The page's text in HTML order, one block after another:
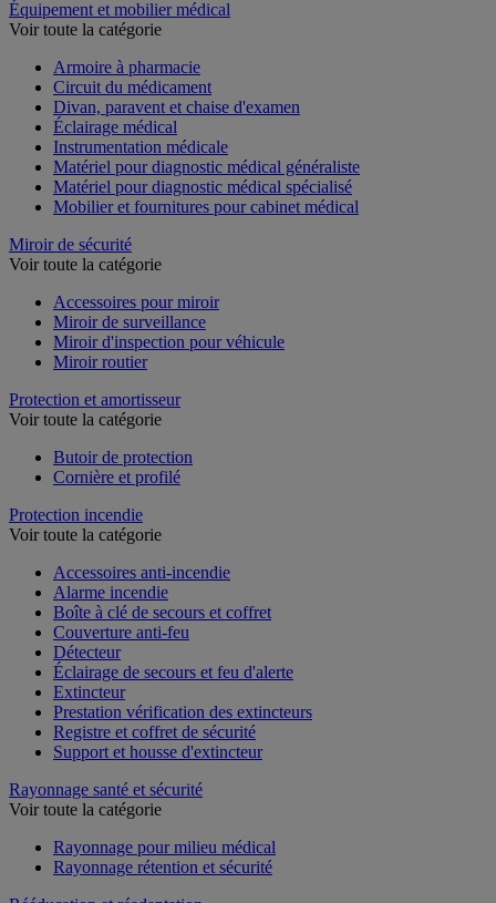
Équipement et mobilier médical
Voir toute la catégorie
Armoire à pharmacie
Circuit du médicament
Divan, paravent et chaise d'examen
Éclairage médical
Instrumentation médicale
Matériel pour diagnostic médical généraliste
Matériel pour diagnostic médical spécialisé
Mobilier et fournitures pour cabinet médical
Miroir de sécurité
Voir toute la catégorie
Accessoires pour miroir
Miroir de surveillance
Miroir d'inspection pour véhicule
Miroir routier
Protection et amortisseur
Voir toute la catégorie
Butoir de protection
Cornière et profilé
Protection incendie
Voir toute la catégorie
Accessoires anti-incendie
Alarme incendie
Boîte à clé de secours et coffret
Couverture anti-feu
Détecteur
Éclairage de secours et feu d'alerte
Extincteur
Prestation vérification des extincteurs
Registre et coffret de sécurité
Support et housse d'extincteur
Rayonnage santé et sécurité
Voir toute la catégorie
Rayonnage pour milieu médical
Rayonnage rétention et sécurité